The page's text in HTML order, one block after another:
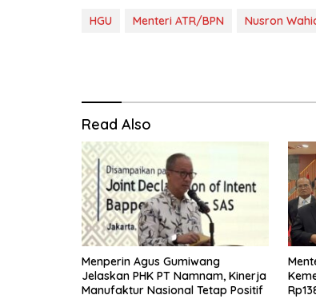
HGU Menteri ATR/BPN Nusron
Read Also
Menperin Agus Gumiwang
Jelaskan PHK PT Namnam, Kinerja
Manufaktur Nasional Tetap Positif